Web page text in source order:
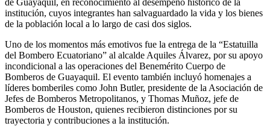
institución, cuyos integrantes han salvaguardado la vida y los bienes
de la población local a lo largo de casi dos siglos.
Uno de los momentos más emotivos fue la entrega de la “Estatuilla
del Bombero Ecuatoriano” al alcalde Aquiles Álvarez, por su apoyo
incondicional a las operaciones del Benemérito Cuerpo de
Bomberos de Guayaquil. El evento también incluyó homenajes a
líderes bomberiles como John Butler, presidente de la Asociación de
Jefes de Bomberos Metropolitanos, y Thomas Muñoz, jefe de
Bomberos de Houston, quienes recibieron distinciones por su
trayectoria y contribuciones a la institución.